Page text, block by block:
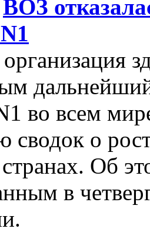
ВОЗ
во всем
сводок о
Об
в